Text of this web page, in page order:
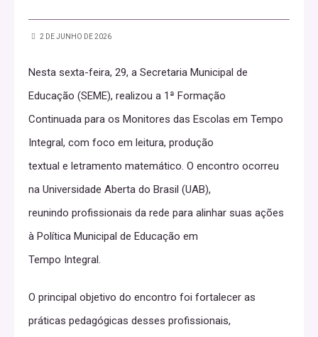
2 DE JUNHO DE 2026
Nesta sexta-feira, 29, a Secretaria Municipal de
Educação (SEME), realizou a 1ª Formação
Continuada para os Monitores das Escolas em Tempo
Integral, com foco em leitura, produção
textual e letramento matemático. O encontro ocorreu
na Universidade Aberta do Brasil (UAB),
reunindo profissionais da rede para alinhar suas ações
à Política Municipal de Educação em
Tempo Integral.
O principal objetivo do encontro foi fortalecer as
práticas pedagógicas desses profissionais,